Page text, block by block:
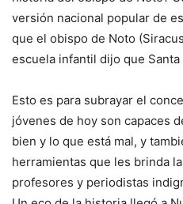
versión nacional popular de
que el obispo de Noto
escuela infantil dijo que
Esto es para subrayar el
jóvenes de hoy son capaces
bien y lo que está mal, y
herramientas que les brinda
profesores y periodistas